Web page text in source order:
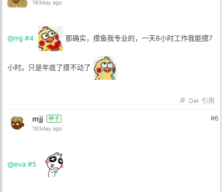
193day ago
@mjj #4 那确实，摸鱼我专业的，一天8小时工作我能摸7
小时。只是年底了摸不动了
0 引用
mjj
种子
193day ago
#6
@eva #5